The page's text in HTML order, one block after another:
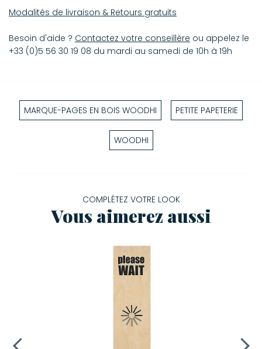
Modalités de livraison & Retours gratuits
Besoin d'aide ? Contactez votre conseillère ou appelez le
+33 (0)5 56 30 19 08 du mardi au samedi de 10h à 19h
MARQUE-PAGES EN BOIS WOODHI PETITE PAPETERIE
WOODHI
COMPLÉTEZ VOTRE LOOK
Vous aimerez aussi